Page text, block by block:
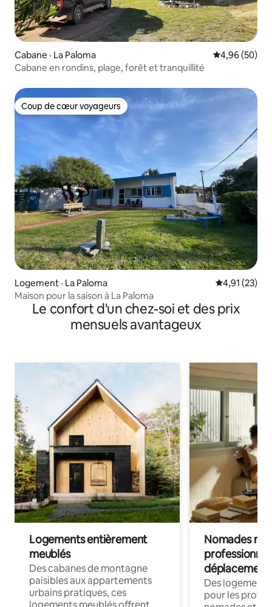
Cabane · La Paloma Note
4,96 (50)
Cabane en rondins, plage, forêt et tranquillité
Coup de cœur voyageurs
Coup de cœur voyageurs
Logement · La Paloma Note
4,91 (23)
Maison pour la saison à La Paloma
Le confort d'un chez-soi et des prix
mensuels avantageux
Logements entièrement
meublés
Des cabanes de montagne
paisibles aux appartements
urbains pratiques, ces
Nomades
déplacement
Des
pour les